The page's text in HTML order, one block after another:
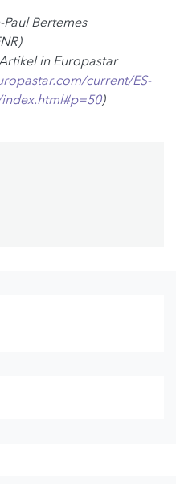
Bertemes
in Europastar
current/ES-
index.html#p=50)